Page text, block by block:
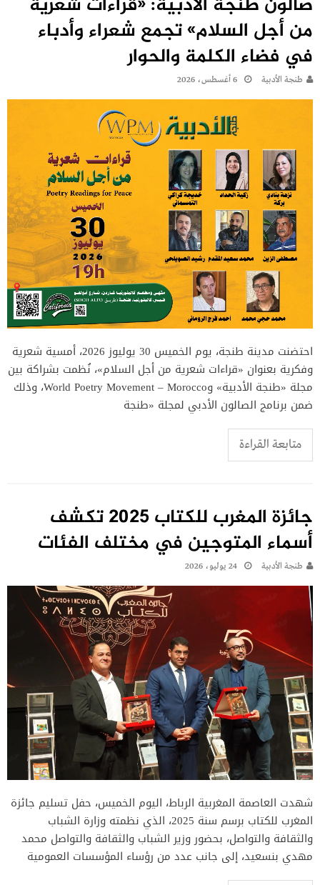
من أجل السلام» تجمع شعراء وأدباء
في فضاء الكلمة والحوار
طنجة الأدبية 6 أغسطس، 2026
احتضنت مدينة طنجة، يوم الخميس 30 يوليوز 2026، أمسية شعرية
وفكرية بعنوان «قراءات شعرية من أجل السلام»، نُظمت بشراكة بين
مجلة «طنجة الأدبية» وWorld Poetry Movement – Morocco، وذلك
ضمن برنامج الصالون الأدبي لمجلة «طنجة
متابعة القراءة
جائزة المغرب للكتاب 2025 تكشف
أسماء المتوجين في مختلف الفئات
طنجة الأدبية 24 يوليو، 2026
شهدت العاصمة المغربية الرباط، اليوم الخميس، حفل تسليم جائزة
المغرب للكتاب برسم سنة 2025، الذي نظمته وزارة الشباب
والثقافة والتواصل، بحضور وزير الشباب والثقافة والتواصل محمد
مهدي بنسعيد، إلى جانب عدد من رؤساء المؤسسات العمومية